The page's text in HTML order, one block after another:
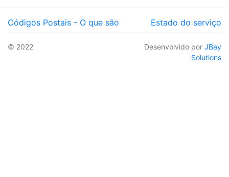
Códigos Postais - O que são Estado do serviço
© 2022 Desenvolvido por JBay
Solutions